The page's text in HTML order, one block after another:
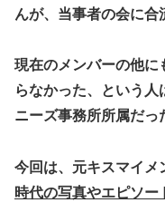
んが、当事者の会に合
現在のメンバーの他に
らなかった、という人
ニーズ事務所所属だっ
今回は、元キスマイメ
時代の写真やエピソー